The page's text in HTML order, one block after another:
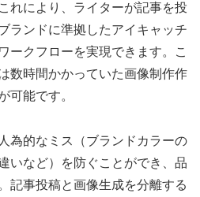
れにより、ライターが記事を投
ランドに準拠したアイキャッチ
ークフローを実現できます。こ
数時間かかっていた画像制作作
可能です。
為的なミス（ブランドカラーの
いなど）を防ぐことができ、品
記事投稿と画像生成を分離する